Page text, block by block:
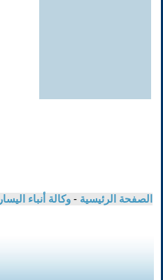
الصفحة الرئيسية - وكالة أنباء اليسار